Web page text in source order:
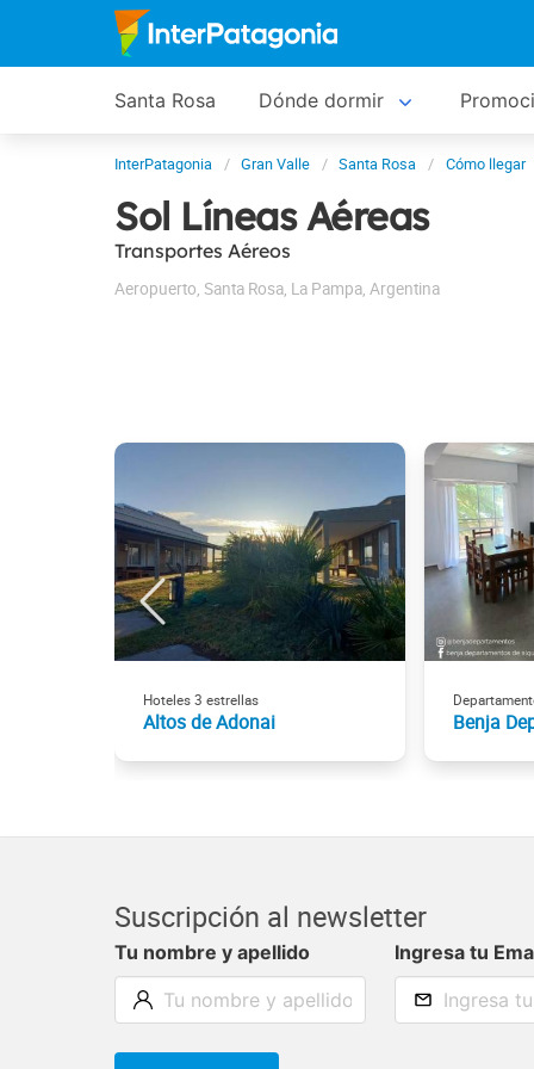
Santa Rosa Dónde dormir
InterPatagonia Gran Valle Santa Rosa Cómo llegar
Sol Líneas Aéreas
Transportes Aéreos
Aeropuerto Santa Rosa La Pampa Argentina
Hoteles 3 estrellas
Altos de Adonai Benja
Suscripción al newsletter
Tu nombre y apellido Ingresa tu